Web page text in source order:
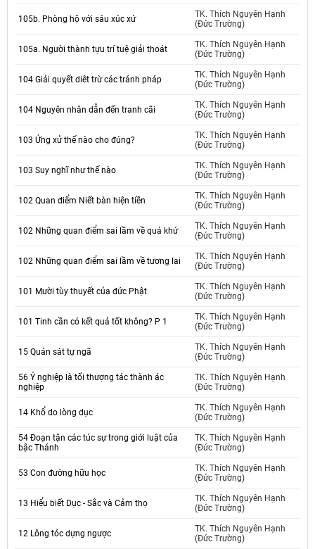
105b. Phòng hộ với sáu xúc xứ
TK. Thích Nguyên Hạnh
(Đức Trường)
105a. Người thành tựu trí tuệ giải thoát
TK. Thích Nguyên Hạnh
(Đức Trường)
104 Giải quyết diêt trừ các tránh pháp
TK. Thích Nguyên Hạnh
(Đức Trường)
104 Nguyên nhân dẫn đến tranh cãi
TK. Thích Nguyên Hạnh
(Đức Trường)
103 Ứng xử thế nào cho đúng?
TK. Thích Nguyên Hạnh
(Đức Trường)
103 Suy nghĩ như thế nào
TK. Thích Nguyên Hạnh
(Đức Trường)
102 Quan điểm Niết bàn hiện tiền
TK. Thích Nguyên Hạnh
(Đức Trường)
102 Những quan điểm sai lầm về quá khứ
TK. Thích Nguyên Hạnh
(Đức Trường)
102 Những quan điểm sai lầm về tương lai
TK. Thích Nguyên Hạnh
(Đức Trường)
101 Mười tùy thuyết của đức Phật
TK. Thích Nguyên Hạnh
(Đức Trường)
101 Tinh cần có kết quả tốt không? P 1
TK. Thích Nguyên Hạnh
(Đức Trường)
15 Quán sát tự ngã
TK. Thích Nguyên Hạnh
(Đức Trường)
56 Ý nghiệp là tối thượng tác thành ác
nghiệp
TK. Thích Nguyên Hạnh
(Đức Trường)
14 Khổ do lòng dục
TK. Thích Nguyên Hạnh
(Đức Trường)
54 Đoạn tận các túc sự trong giới luật của
bậc Thánh
TK. Thích Nguyên Hạnh
(Đức Trường)
53 Con đường hữu học
TK. Thích Nguyên Hạnh
(Đức Trường)
13 Hiểu biết Dục - Sắc và Cảm thọ
TK. Thích Nguyên Hạnh
(Đức Trường)
12 Lông tóc dựng ngược
TK. Thích Nguyên Hạnh
(Đức Trường)